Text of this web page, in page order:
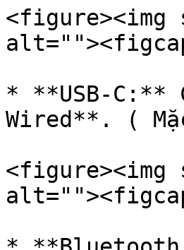
<figure><img
* **USB-C:**
Wired**. (
<figure><img